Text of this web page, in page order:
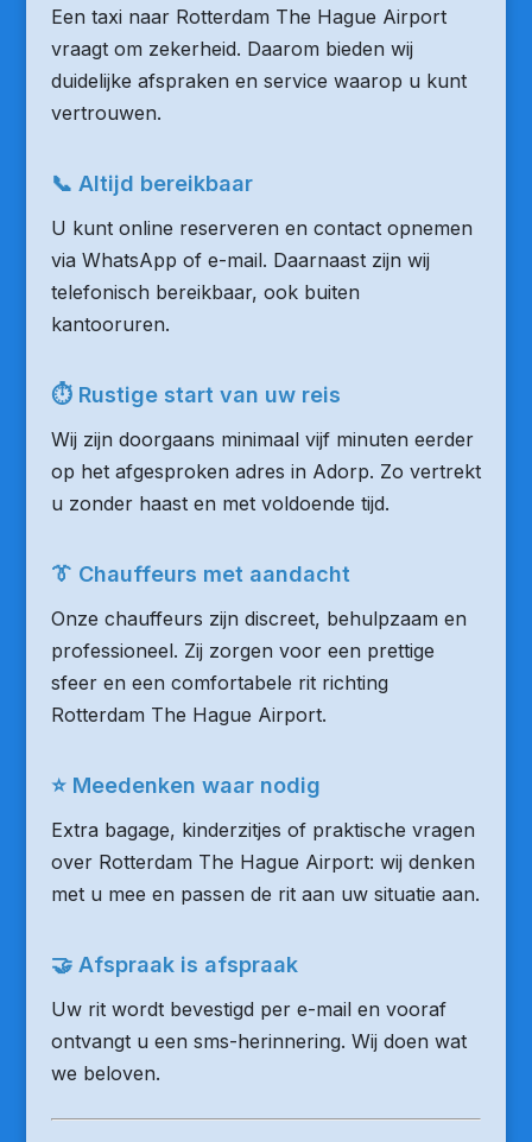
Een taxi naar Rotterdam The Hague Airport
vraagt om zekerheid. Daarom bieden wij
duidelijke afspraken en service waarop u kunt
vertrouwen.
📞 Altijd bereikbaar
U kunt online reserveren en contact opnemen
via WhatsApp of e-mail. Daarnaast zijn wij
telefonisch bereikbaar, ook buiten
kantooruren.
⏱ Rustige start van uw reis
Wij zijn doorgaans minimaal vijf minuten eerder
op het afgesproken adres in Adorp. Zo vertrekt
u zonder haast en met voldoende tijd.
👔 Chauffeurs met aandacht
Onze chauffeurs zijn discreet, behulpzaam en
professioneel. Zij zorgen voor een prettige
sfeer en een comfortabele rit richting
Rotterdam The Hague Airport.
⭐ Meedenken waar nodig
Extra bagage, kinderzitjes of praktische vragen
over Rotterdam The Hague Airport: wij denken
met u mee en passen de rit aan uw situatie aan.
🤝 Afspraak is afspraak
Uw rit wordt bevestigd per e-mail en vooraf
ontvangt u een sms-herinnering. Wij doen wat
we beloven.